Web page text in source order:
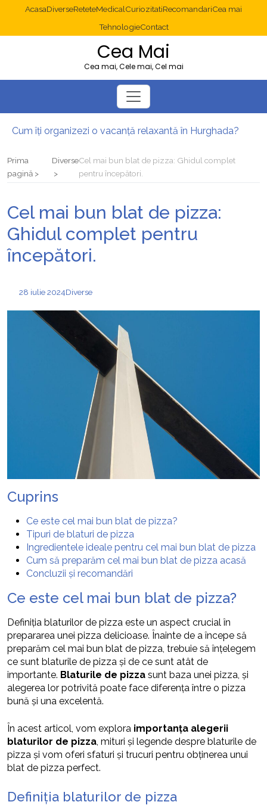
AcasaDiverseReteteMedicalCuriozitatiRecomandariCea mai
TehnologieContact
Cea Mai
Cea mai, Cele mai, Cel mai
Cum îți organizezi o vacanță relaxantă în Hurghada?
Prima
pagină
DiverseCel mai bun blat de pizza: Ghidul complet
pentru începători.
Cel mai bun blat de pizza:
Ghidul complet pentru
începători.
28 iulie 2024Diverse
Cuprins
Ce este cel mai bun blat de pizza?
Tipuri de blaturi de pizza
Ingredientele ideale pentru cel mai bun blat de pizza
Cum să preparăm cel mai bun blat de pizza acasă
Concluzii și recomandări
Ce este cel mai bun blat de pizza?
Definiția blaturilor de pizza este un aspect crucial în
prepararea unei pizza delicioase. Înainte de a începe să
preparăm cel mai bun blat de pizza, trebuie să înțelegem
ce sunt blaturile de pizza și de ce sunt atât de
importante. Blaturile de pizza sunt baza unei pizza, și
alegerea lor potrivită poate face diferența între o pizza
bună și una excelentă.
În acest articol, vom explora importanța alegerii
blaturilor de pizza , mituri și legende despre blaturile de
pizza și vom oferi sfaturi și trucuri pentru obținerea unui
blat de pizza perfect.
Definiția blaturilor de pizza